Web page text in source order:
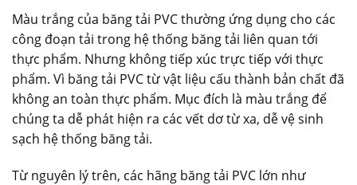
Màu trắng của băng tải PVC thường ứng dụng cho các
công đoạn tải trong hệ thống băng tải liên quan tới
thực phẩm. Nhưng không tiếp xúc trực tiếp với thực
phẩm. Vì băng tải PVC từ vật liệu cấu thành bản chất đã
không an toàn thực phẩm. Mục đích là màu trắng để
chúng ta dễ phát hiện ra các vết dơ từ xa, dễ vệ sinh
sạch hệ thống băng tải.
Từ nguyên lý trên, các hãng băng tải PVC lớn như